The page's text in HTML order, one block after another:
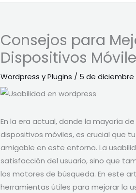
Consejos para
Dispositivos
Wordpress y Plugins / 5 de diciembre
En la era actual, donde la mayoría
dispositivos móviles, es crucial que
amigable en este entorno. La
satisfacción del usuario, sino que
los motores de búsqueda. En este
herramientas útiles para mejorar la